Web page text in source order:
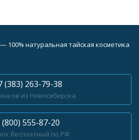
100% натуральная тайская косметика
(383) 263-79-38
из Новосибирска
(800) 555-87-20
бесплатный по РФ